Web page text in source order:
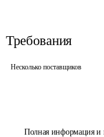
Полная информация и
Требования
Несколько поставщиков